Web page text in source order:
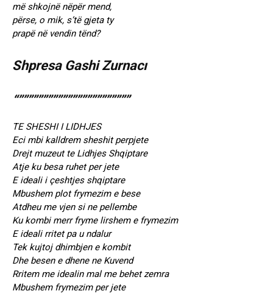
më shkojnë nëpër mend,
përse, o mik, s’të gjeta ty
prapë në vendin tënd?
Shpresa Gashi Zurnacı
“”””””””””””””””””””””””
TE SHESHI I LIDHJES
Eci mbi kalldrem sheshit perpjete
Drejt muzeut te Lidhjes Shqiptare
Atje ku besa ruhet per jete
E ideali i çeshtjes shqiptare
Mbushem plot frymezim e bese
Atdheu me vjen si ne pellembe
Ku kombi merr fryme lirshem e frymezim
E ideali rritet pa u ndalur
Tek kujtoj dhimbjen e kombit
Dhe besen e dhene ne Kuvend
Rritem me idealin mal me behet zemra
Mbushem frymezim per jete